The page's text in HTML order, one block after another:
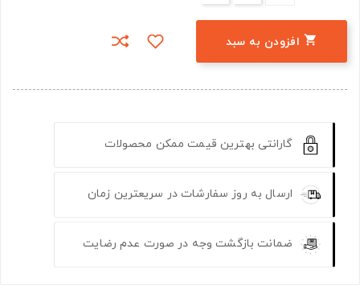
 افزودن به سبد
گارانتی بهترین قیمت ممکن محصولات
ارسال به روز سفارشات در سریعترین زمان
ضمانت بازگشت وجه در صورت عدم رضایت